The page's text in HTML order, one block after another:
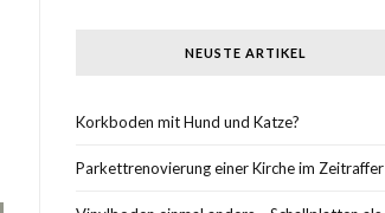
NEUSTE ARTIKEL
Korkboden mit Hund und Katze?
Parkettrenovierung einer Kirche im Zeitraffer